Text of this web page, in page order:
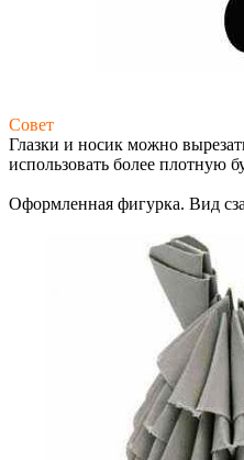
Совет
Глазки и носик можно
использовать более плотную
Оформленная фигурка. Вид